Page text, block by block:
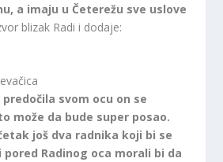
a imaju u Četerežu sve uslove
blizak Radi i dodaje:
svom ocu on se
može da bude super posao.
još dva radnika koji bi se
Radinog oca morali bi da